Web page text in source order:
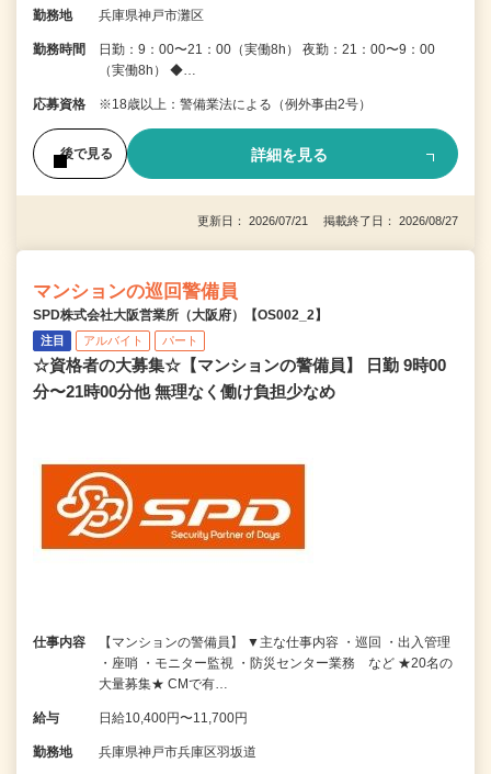
勤務地 兵庫県神戸市灘区
勤務時間
日勤：9：00〜21：00（実働8h） 夜勤：21：00〜9：00
（実働8h） ◆…
応募資格 ※18歳以上：警備業法による（例外事由2号）
後で見る 詳細を見る
更新日： 2026/07/21 掲載終了日： 2026/08/27
マンションの巡回警備員
SPD株式会社大阪営業所（大阪府）【OS002_2】
注目 アルバイト パート
☆資格者の大募集☆【マンションの警備員】 日勤 9時00
分〜21時00分他 無理なく働け負担少なめ
仕事内容
【マンションの警備員】 ▼主な仕事内容 ・巡回 ・出入管理
・座哨 ・モニター監視 ・防災センター業務 など ★20名の
大量募集★ CMで有…
給与 日給10,400円〜11,700円
勤務地 兵庫県神戸市兵庫区羽坂道